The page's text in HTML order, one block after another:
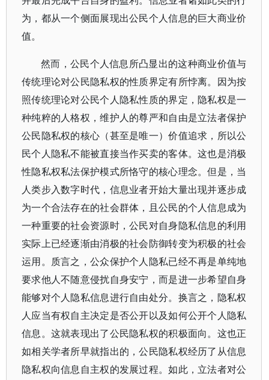
为，都从一个侧面展现出公民个人信息的巨大商业价
值。
然而，公民个人信息所凸显出的这种商业价值与
传统理论对公民隐私权的性质界定有所悖离。因为按
照传统理论对公民个人隐私性质的界定，隐私权是一
种纯粹的人格权，维护人的尊严和自由是立法者保护
公民隐私权的核心（甚至是唯一）价值追求，所以公
民个人隐私不能被直接当作买卖的客体。这也是消极
性隐私权私法保护模式所恪守的核心理念。但是，当
人类步入数字时代，信息业者开始大量出现并逐步成
为一个合法存在的社会群体，且公民的个人信息成为
一种重要的社会资源时，公民对自身隐私信息的利用
实际上已经逐渐由消极的社会防御转变为积极的社会
运用。质言之，公众保护个人隐私已经不再是单纯地
要求他人不随意侵扰自身安宁，而是进一步希望自身
能够对个人隐私信息进行自由处分。换言之，隐私权
人应当有权自主决定是否公开以及如何公开个人隐私
信息。这就表现出了公民隐私权的积极面向。这也正
如相关学者所早就指出的，公民隐私权经历了从信息
隐私权向信息自主权的发展过程。如此，立法者对公